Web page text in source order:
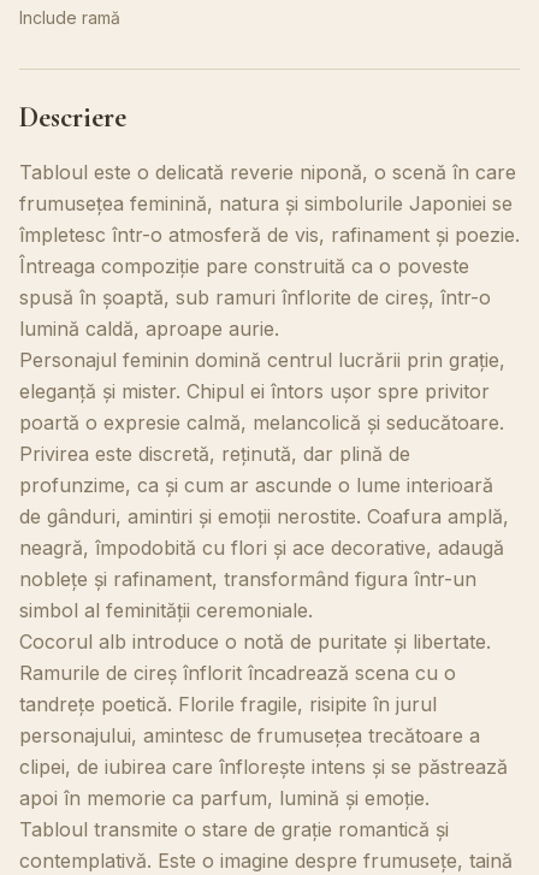
Include ramă
Descriere
Tabloul este o delicată reverie niponă, o scenă în care
frumusețea feminină, natura și simbolurile Japoniei se
împletesc într-o atmosferă de vis, rafinament și poezie.
Întreaga compoziție pare construită ca o poveste
spusă în șoaptă, sub ramuri înflorite de cireș, într-o
lumină caldă, aproape aurie.
Personajul feminin domină centrul lucrării prin grație,
eleganță și mister. Chipul ei întors ușor spre privitor
poartă o expresie calmă, melancolică și seducătoare.
Privirea este discretă, reținută, dar plină de
profunzime, ca și cum ar ascunde o lume interioară
de gânduri, amintiri și emoții nerostite. Coafura amplă,
neagră, împodobită cu flori și ace decorative, adaugă
noblețe și rafinament, transformând figura într-un
simbol al feminității ceremoniale.
Cocorul alb introduce o notă de puritate și libertate.
Ramurile de cireș înflorit încadrează scena cu o
tandrețe poetică. Florile fragile, risipite în jurul
personajului, amintesc de frumusețea trecătoare a
clipei, de iubirea care înflorește intens și se păstrează
apoi în memorie ca parfum, lumină și emoție.
Tabloul transmite o stare de grație romantică și
contemplativă. Este o imagine despre frumusețe, taină